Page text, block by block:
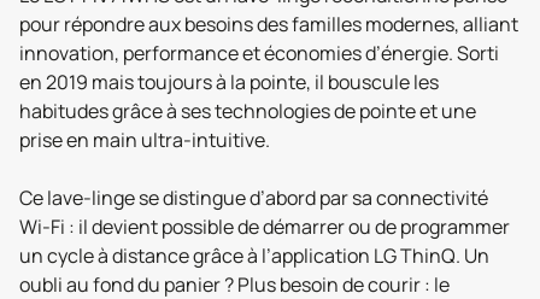
pour répondre aux besoins des familles modernes, alliant
innovation, performance et économies d’énergie. Sorti
en 2019 mais toujours à la pointe, il bouscule les
habitudes grâce à ses technologies de pointe et une
prise en main ultra-intuitive.
Ce lave-linge se distingue d’abord par sa connectivité
Wi-Fi : il devient possible de démarrer ou de programmer
un cycle à distance grâce à l’application LG ThinQ. Un
oubli au fond du panier ? Plus besoin de courir : le